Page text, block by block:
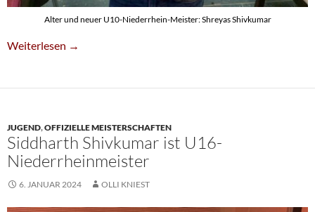
Alter und neuer U10-Niederrhein-Meister: Shreyas Shivkumar
Shreyas Shivkumar Erneut U10-Niederrheinmeister
Weiterlesen →
JUGEND,OFFIZIELLE MEISTERSCHAFTEN
Siddharth Shivkumar ist U16-
Niederrheinmeister
6. JANUAR 2024 OLLI KNIEST